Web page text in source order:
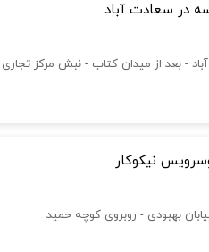
در سعادت آباد
- بعد از میدان کتاب - نبش مرکز تجاری
نیکوکار
بهبودی - روبروی کوچه حمید